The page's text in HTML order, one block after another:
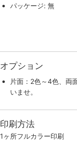
パッケージ: 無
オプション
片面：2色～4色、両
いませ。
印刷方法
1ヶ所フルカラー印刷